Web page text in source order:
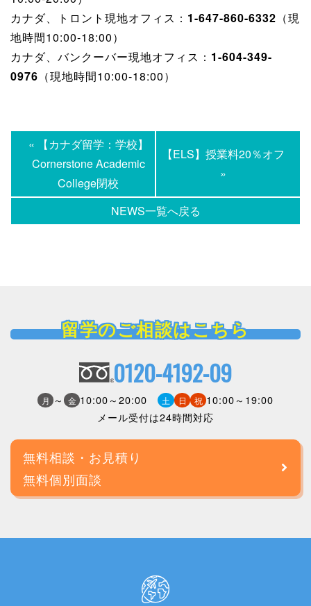
カナダ、トロント現地オフィス： 1-647-860-6332 （現
地時間10:00-18:00）
カナダ、バンクーバー現地オフィス： 1-604-349-
0976 （現地時間10:00-18:00）
« 【カナダ留学：学校】
Cornerstone Academic
College閉校
NEWS一覧へ戻る
【ELS】授業料20％オフ
»
留学のご相談はこちら
0120-4192-09
月 ～ 金 10:00～20:00 土 日 祝 10:00～19:00
メール受付は24時間対応
無料相談・お見積り
無料個別面談